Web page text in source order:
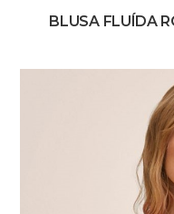
BLUSA FLUÍDA